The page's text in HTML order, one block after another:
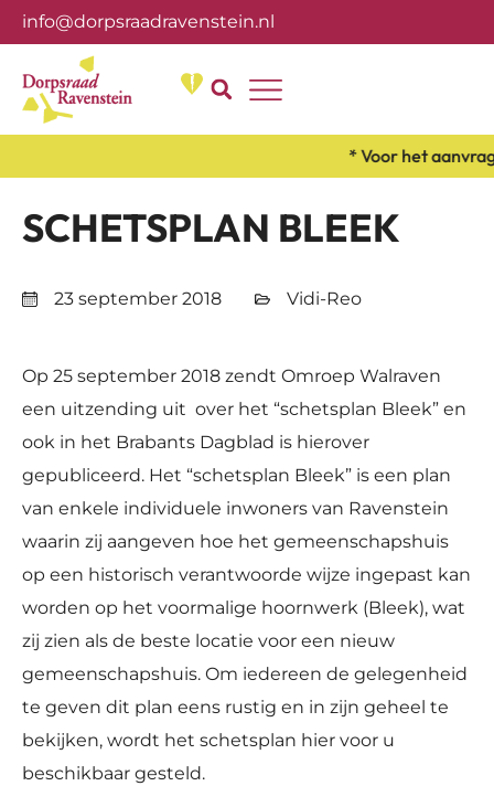
info@dorpsraadravenstein.nl
* Voor het
SCHETSPLAN BLEEK
23 september 2018 Vidi-Reo
Op 25 september 2018 zendt Omroep Walraven
een uitzending uit over het “schetsplan Bleek” en
ook in het Brabants Dagblad is hierover
gepubliceerd. Het “schetsplan Bleek” is een plan
van enkele individuele inwoners van Ravenstein
waarin zij aangeven hoe het gemeenschapshuis
op een historisch verantwoorde wijze ingepast kan
worden op het voormalige hoornwerk (Bleek), wat
zij zien als de beste locatie voor een nieuw
gemeenschapshuis. Om iedereen de gelegenheid
te geven dit plan eens rustig en in zijn geheel te
bekijken, wordt het schetsplan hier voor u
beschikbaar gesteld.